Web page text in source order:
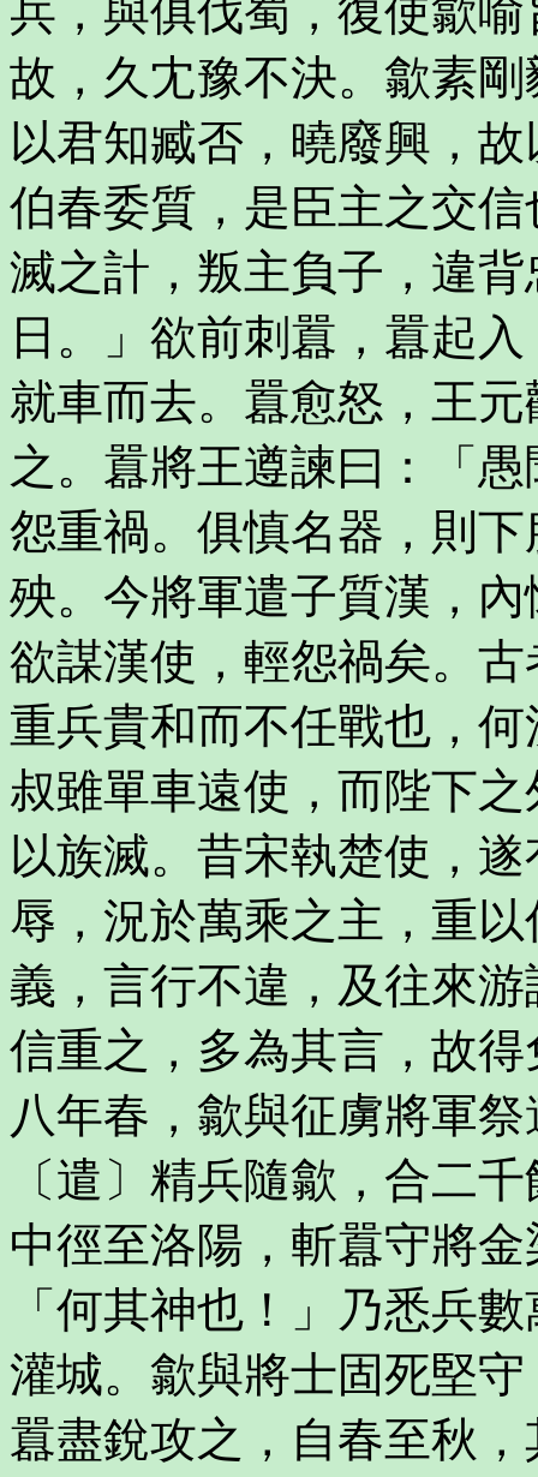
兵，與俱伐蜀，復使歙
故，久冘豫不決。歙素
以君知臧否，曉廢興，
伯春委質，是臣主之交
滅之計，叛主負子，違
日。」欲前刺囂，囂起
就車而去。囂愈怒，王
之。囂將王遵諫曰：「
怨重禍。俱慎名器，則
殃。今將軍遣子質漢，
欲謀漢使，輕怨禍矣。
重兵貴和而不任戰也，
叔雖單車遠使，而陛下
以族滅。昔宋執楚使，
辱，況於萬乘之主，重
義，言行不違，及往來
信重之，多為其言，故
八年春，歙與征虜將軍
〔遣〕精兵隨歙，合二
中徑至洛陽，斬囂守將
「何其神也！」乃悉兵
灌城。歙與將士固死堅
囂盡銳攻之，自春至秋